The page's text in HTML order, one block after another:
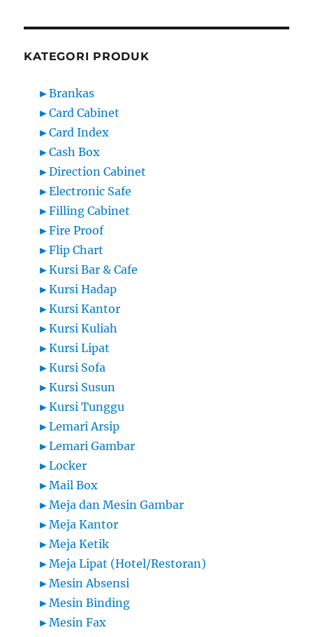
KATEGORI PRODUK
►Brankas
►Card Cabinet
►Card Index
►Cash Box
►Direction Cabinet
►Electronic Safe
►Filling Cabinet
►Fire Proof
►Flip Chart
►Kursi Bar & Cafe
►Kursi Hadap
►Kursi Kantor
►Kursi Kuliah
►Kursi Lipat
►Kursi Sofa
►Kursi Susun
►Kursi Tunggu
►Lemari Arsip
►Lemari Gambar
►Locker
►Mail Box
►Meja dan Mesin Gambar
►Meja Kantor
►Meja Ketik
►Meja Lipat (Hotel/Restoran)
►Mesin Absensi
►Mesin Binding
►Mesin Fax